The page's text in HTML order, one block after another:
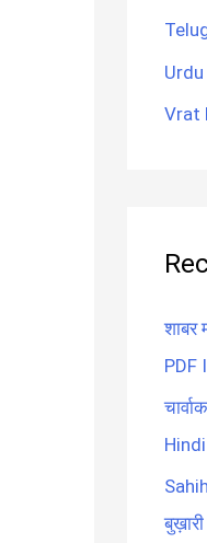
Vrat
शाबर
PDF
Hindi
बुख़ारी